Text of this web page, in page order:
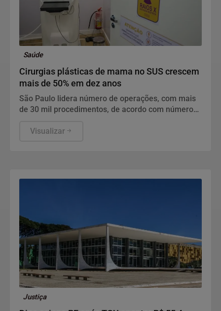
Saúde
Cirurgias plásticas de mama no SUS crescem
mais de 50% em dez anos
São Paulo lidera número de operações, com mais
de 30 mil procedimentos, de acordo com números
Visualizar
Justiça